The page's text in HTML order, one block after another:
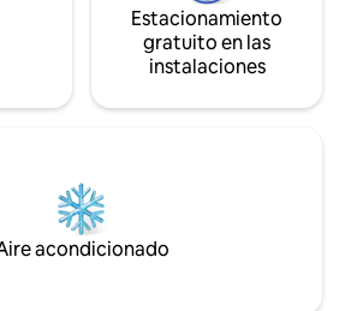
Estacionamiento
gratuito en las
instalaciones
acondicionado